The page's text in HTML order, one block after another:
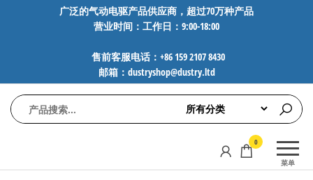
广泛的气动电驱产品供应商，超过70万种产品
营业时间：工作日：9:00-18:00
售前客服电话：+86 159 2107 8430
邮箱：dustryshop@dustry.ltd
动
FESTO、
菜单
0